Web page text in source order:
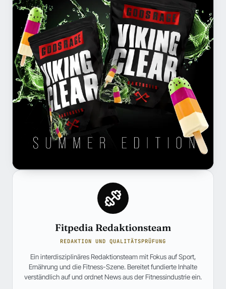
Fitpedia Redaktionsteam
REDAKTION UND QUALITÄTSPRÜFUNG
Ein interdisziplinäres Redaktionsteam mit Fokus auf Sport,
Ernährung und die Fitness-Szene. Bereitet fundierte Inhalte
verständlich auf und ordnet News aus der Fitnessindustrie ein.